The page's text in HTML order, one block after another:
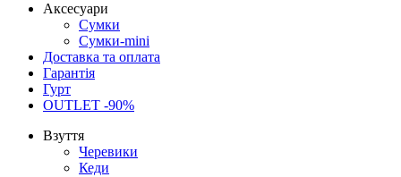
Аксесуари
Сумки
Сумки-mini
Доставка та оплата
Гарантія
Гурт
OUTLET -90%
Взуття
Черевики
Кеди